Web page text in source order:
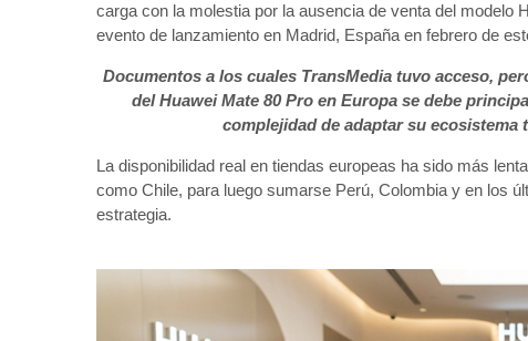
carga con la molestia por la ausencia de venta del modelo
evento de lanzamiento en Madrid, España en febrero de
Documentos a los cuales TransMedia tuvo acceso,
del Huawei Mate 80 Pro en Europa se debe
complejidad de adaptar su ecosistema
La disponibilidad real en tiendas europeas ha sido más
como Chile, para luego sumarse Perú, Colombia y en los
estrategia.